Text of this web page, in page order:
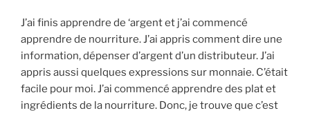
J’ai finis apprendre de ‘argent et j’ai commencé
apprendre de nourriture. J’ai appris comment dire une
information, dépenser d’argent d’un distributeur. J’ai
appris aussi quelques expressions sur monnaie. C’était
facile pour moi. J’ai commencé apprendre des plat et
ingrédients de la nourriture. Donc, je trouve que c’est